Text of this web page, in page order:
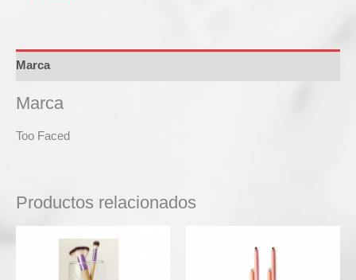
Marca
Marca
Too Faced
Productos relacionados